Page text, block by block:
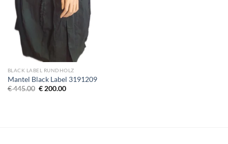
BLACK LABEL RUNDHOLZ
Mantel Black Label 3191209
€445.00 Oorspronkelijke prijs was: € 445.00.
€200.00Huidige prijs is: € 200.00.